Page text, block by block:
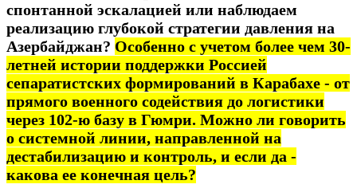
спонтанной эскалацией или наблюдаем
реализацию глубокой стратегии давления на
Азербайджан? Особенно с учетом более чем 30-
летней истории поддержки Россией
сепаратистских формирований в Карабахе - от
прямого военного содействия до логистики
через 102-ю базу в Гюмри. Можно ли говорить
о системной линии, направленной на
дестабилизацию и контроль, и если да -
какова ее конечная цель?